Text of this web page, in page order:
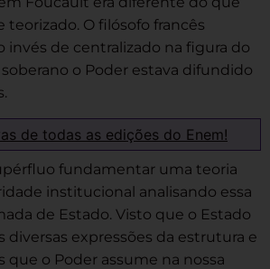
teorizado. O filósofo francês
invés de centralizado na figura do
o Poder estava difundido
de todas as edições do Enem!
fundamentar uma teoria
institucional analisando essa
de Estado. Visto que o Estado
diversas expressões da estrutura e
que o Poder assume na nossa